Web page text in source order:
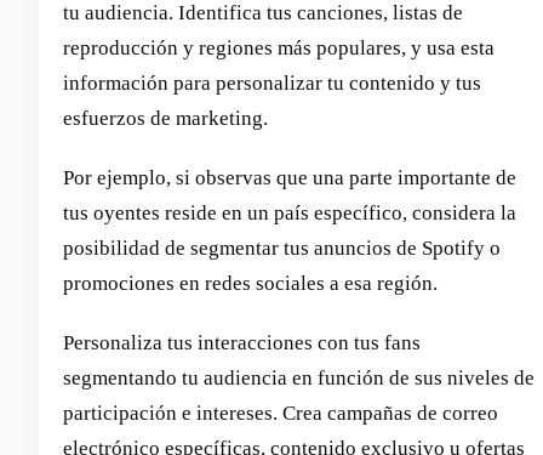
tu audiencia. Identifica tus canciones, listas de
reproducción y regiones más populares, y usa esta
información para personalizar tu contenido y tus
esfuerzos de marketing.
Por ejemplo, si observas que una parte importante de
tus oyentes reside en un país específico, considera la
posibilidad de segmentar tus anuncios de Spotify o
promociones en redes sociales a esa región.
Personaliza tus interacciones con tus fans
segmentando tu audiencia en función de sus niveles de
participación e intereses. Crea campañas de correo
electrónico específicas, contenido exclusivo u ofertas